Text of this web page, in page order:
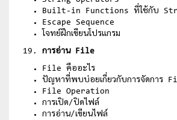
Built-in Functions ที่ใช้กับ
Escape Sequence
โจทย์ฝึกเขียนโปรแกรม
การอ่าน File
File คืออะไร
ปัญหาที่พบบ่อยเกี่ยวกับการจัดการ
File Operation
การเปิด/ปิดไฟล์
การอ่าน/เขียนไฟล์